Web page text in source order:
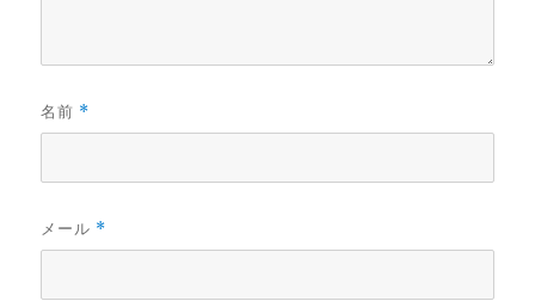
名前 *
メール *